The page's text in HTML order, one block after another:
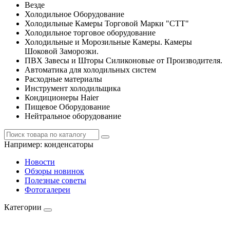
Везде
Холодильное Оборудование
Холодильные Камеры Торговой Марки "СТТ"
Холодильное торговое оборудование
Холодильные и Морозильные Камеры. Камеры
Шоковой Заморозки.
ПВХ Завесы и Шторы Силиконовые от Производителя.
Автоматика для холодильных систем
Расходные материалы
Инструмент холодильщика
Кондиционеры Haier
Пищевое Оборудование
Нейтральное оборудование
Например: конденсаторы
Новости
Обзоры новинок
Полезные советы
Фотогалереи
Категории